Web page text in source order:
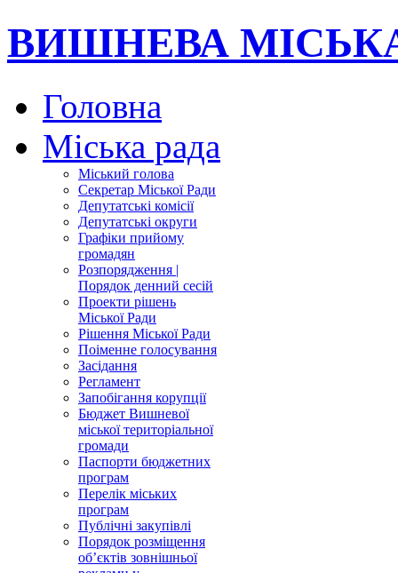
ВИШНЕВА
Головна
Міська рада
Міський голова
Секретар Міської Ради
Депутатські комісії
Депутатські округи
Графіки прийому
громадян
Розпoрядження |
Порядок денний сесій
Проекти рішень
Міської Ради
Рішення Міської Ради
Поіменне голосування
Засідання
Регламент
Запобігання корупції
Бюджет Вишневої
міської територіальної
громади
Паспорти бюджетних
програм
Перелік міських
програм
Публічні закупівлі
Порядок розміщення
об’єктів зовнішньої